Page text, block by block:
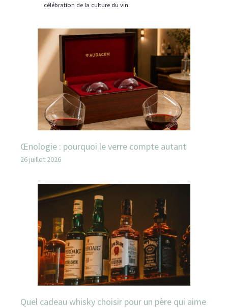
célébration de la culture du vin.
Œnologie : pourquoi le verre compte autant
26 juillet 2026
Quel cadeau whisky choisir pour un père qui aime